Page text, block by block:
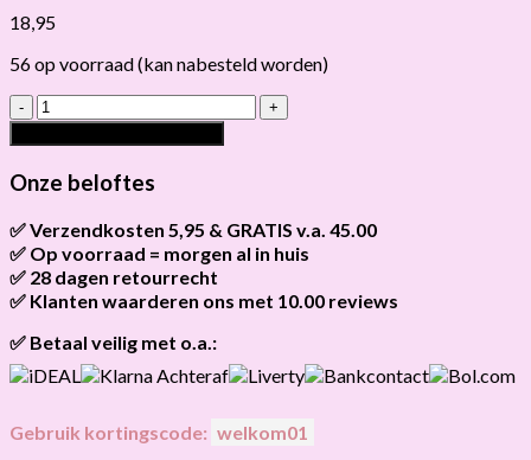
18,95
56 op voorraad (kan nabesteld worden)
CLUB
4
PAWS
PREMIUM
ADULT
LAM
IN
SAUS
hoeveelheid
Onze beloftes
✅ Verzendkosten 5,95 & GRATIS v.a. 45.00
Brievenbus verzendingen zijn 3,95, een pakket 5,95 en
bestellingen v.a. 45,00 worden gratis verzonden.
✅ Op voorraad = morgen al in huis
Als het product op voorraad is en je bestelt vóór 13:00, wordt
hetvandaag nog verzonden.
✅ 28 dagen retourrecht
Niet tevreden? Geen probleem! Je hebt28 dagen
✅ Klanten waarderen ons met 10.00 reviews
✅ Betaal veilig met o.a.:
Gebruik kortingscode: welkom01